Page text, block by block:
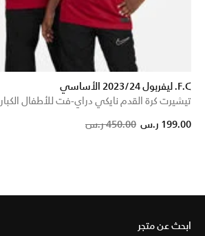
F.C. ليفربول 2023/24 الأساسي
تيشيرت كرة القدم نايكي دراي-فت للأطفال الكبار
Price reduced from
450.00 ر.س
to 199.00 ر.س
ابحث عن متجر